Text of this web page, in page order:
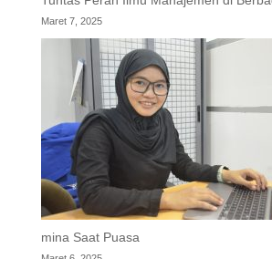
Maret 7, 2025
mina Saat Puasa